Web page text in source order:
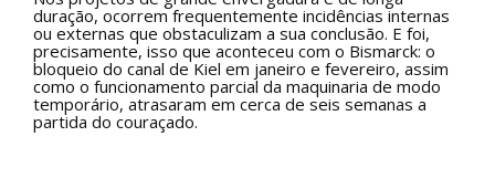
duração, ocorrem frequentemente incidências internas
ou externas que obstaculizam a sua conclusão. E foi,
precisamente, isso que aconteceu com o Bismarck: o
bloqueio do canal de Kiel em janeiro e fevereiro, assim
como o funcionamento parcial da maquinaria de modo
temporário, atrasaram em cerca de seis semanas a
partida do couraçado.